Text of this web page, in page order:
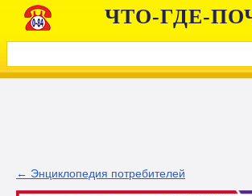
ЧТО-ГДЕ-
← Энциклопедия потребителей